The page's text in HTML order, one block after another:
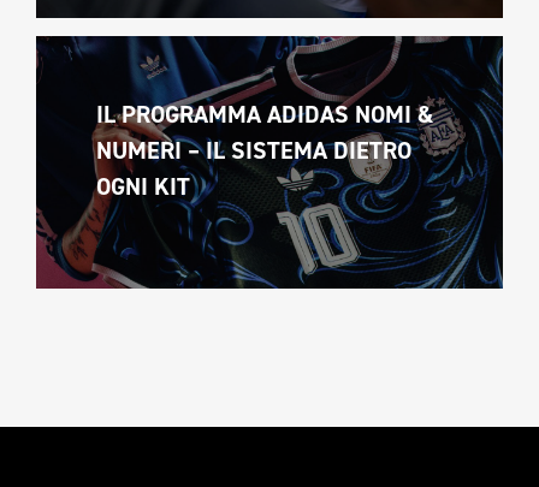
IL PROGRAMMA ADIDAS NOMI &
NUMERI – IL SISTEMA DIETRO
OGNI KIT